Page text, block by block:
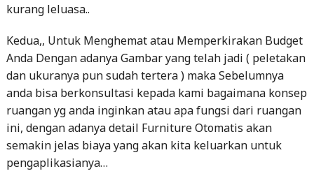
kurang leluasa..
Kedua,, Untuk Menghemat atau Memperkirakan Budget
Anda Dengan adanya Gambar yang telah jadi ( peletakan
dan ukuranya pun sudah tertera ) maka Sebelumnya
anda bisa berkonsultasi kepada kami bagaimana konsep
ruangan yg anda inginkan atau apa fungsi dari ruangan
ini, dengan adanya detail Furniture Otomatis akan
semakin jelas biaya yang akan kita keluarkan untuk
pengaplikasianya…